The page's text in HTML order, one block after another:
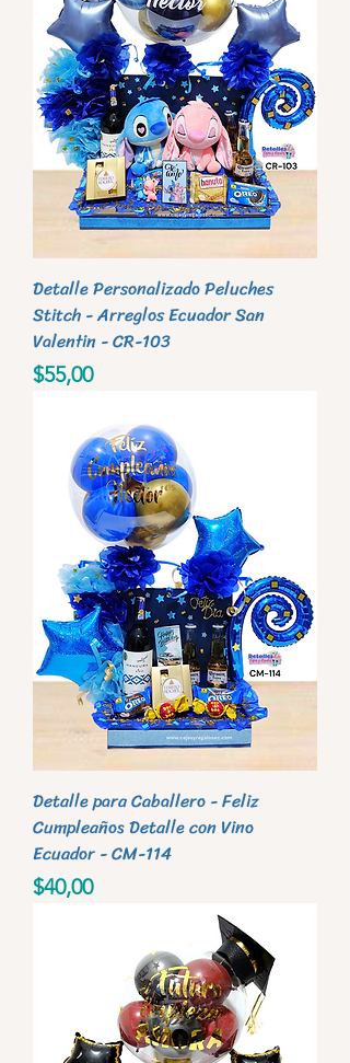
Detalle Personalizado Peluches
Stitch - Arreglos Ecuador San
Valentin - CR-103
Precio
$55,00
Detalle para Caballero - Feliz
Cumpleaños Detalle con Vino
Ecuador - CM-114
Precio
$40,00